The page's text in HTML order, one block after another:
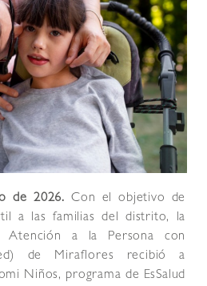
de 2026. Con el objetivo de
a las familias del distrito, la
Atención a la Persona con
de Miraflores recibió a
Niños, programa de EsSalud